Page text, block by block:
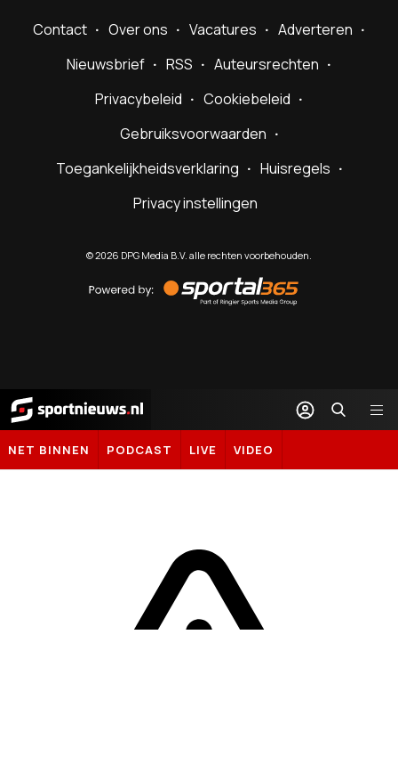
Contact Over ons Vacatures
Adverteren
Nieuwsbrief
RSS
Auteursrechten
Privacybeleid
Cookiebeleid
Gebruiksvoorwaarden
Toegankelijkheidsverklaring
Huisregels
Privacy instellingen
©2026 DPG Media B.V. alle rechten voorbehouden.
by
Sportal365
Sportnieuws.nl
NET BINNEN PODCAST LIVE VIDEO